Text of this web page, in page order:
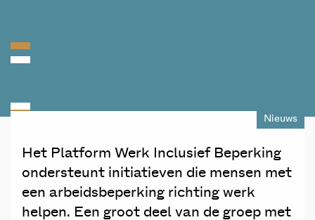
Nieuws
Het Platform Werk Inclusief Beperking
ondersteunt initiatieven die mensen met
een arbeidsbeperking richting werk
helpen. Een groot deel van de groep met